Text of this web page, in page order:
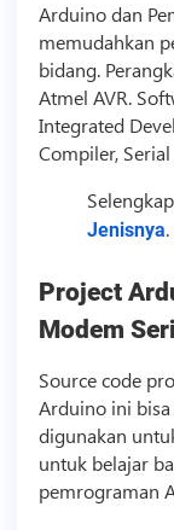
Arduino dan
memudahkan
bidang.
Atmel AVR.
Integrated
Compiler,
Jenisnya.
Project
Modem
Source code
Arduino ini
digunakan
untuk belajar
pemrograman